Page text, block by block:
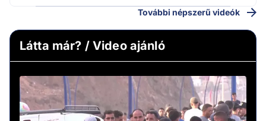
További népszerű videók
Látta már? / Video ajánló